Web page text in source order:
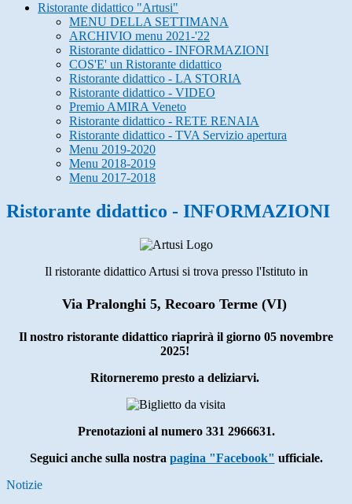
Ristorante didattico "Artusi"
MENU DELLA SETTIMANA
ARCHIVIO menu 2021-'22
Ristorante didattico - INFORMAZIONI
COS'E' un Ristorante didattico
Ristorante didattico - LA STORIA
Ristorante didattico - VIDEO
Premio AMIRA Veneto
Ristorante didattico - RETE RENAIA
Ristorante didattico - TVA Servizio apertura
Menu 2019-2020
Menu 2018-2019
Menu 2017-2018
Ristorante didattico - INFORMAZIONI
Il ristorante didattico Artusi si trova presso l'Istituto in
Via Pralonghi 5, Recoaro Terme (VI)
Il nostro ristorante didattico riaprirà il giorno 05 novembre
2025!
Ritorneremo presto a deliziarvi.
Prenotazioni al numero 331 2966631.
Seguici anche sulla nostra pagina "Facebook" ufficiale.
Notizie